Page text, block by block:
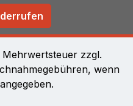
Mehrwertsteuer zzgl.
wenn